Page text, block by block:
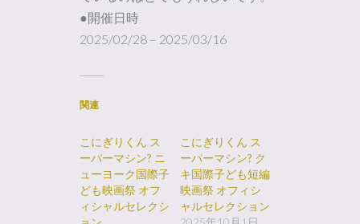
●開催日時
2025/02/28 – 2025/03/16
関連
こにぎりくん ス
ーパーマシン? ニ
ューヨーク国際子
ども映画祭 オフ
ィシャルセレクシ
こにぎりくん ス
ーパーマシン? ク
キ国際子ども短編
映画祭 オフィシ
ャルセレクション